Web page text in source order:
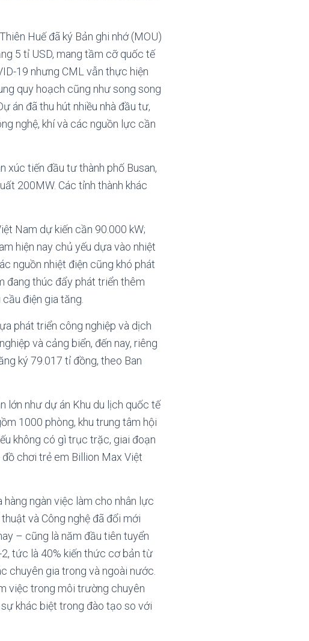
Huế đã ký Bản ghi nhớ (MOU)
5 tỉ USD, mang tầm cỡ quốc tế
19 nhưng CML vẫn thực hiện
quy hoạch cũng như song song
án đã thu hút nhiều nhà đầu tư,
nghệ, khí và các nguồn lực cần
xúc tiến đầu tư thành phố Busan,
200MW. Các tỉnh thành khác
Nam dự kiến cần 90.000 kW;
hiện nay chủ yếu dựa vào nhiệt
nguồn nhiệt điện cũng khó phát
đang thúc đẩy phát triển thêm
điện gia tăng.
phát triển công nghiệp và dịch
và cảng biển, đến nay, riêng
ký 79.017 tỉ đồng, theo Ban
lớn như dự án Khu du lịch quốc tế
1000 phòng, khu trung tâm hội
không có gì trục trặc, giai đoạn
đồ chơi trẻ em Billion Max Việt
ngàn việc làm cho nhân lực
và Công nghệ đã đổi mới
– cũng là năm đầu tiên tuyển
tức là 40% kiến thức cơ bản từ
chuyên gia trong và ngoài nước.
việc trong môi trường chuyên
khác biệt trong đào tạo so với